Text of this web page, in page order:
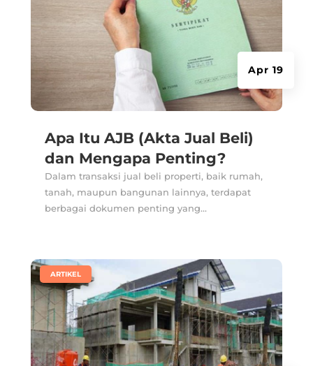
Apa Itu AJB (Akta Jual Beli)
dan Mengapa Penting?
Apr 19
Dalam transaksi jual beli properti, baik rumah,
tanah, maupun bangunan lainnya, terdapat
berbagai dokumen penting yang...
ARTIKEL